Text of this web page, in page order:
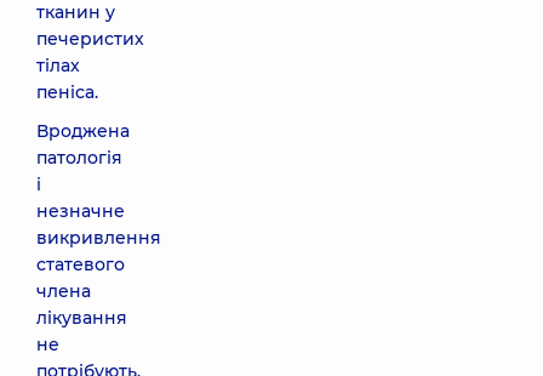
тканин у
печеристих
тілах
пеніса.
Вроджена
патологія
і
незначне
викривлення
статевого
члена
лікування
не
потрібують.